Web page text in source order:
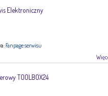
Elektroniczny
Fanpage serwisu
TOOLBOX24